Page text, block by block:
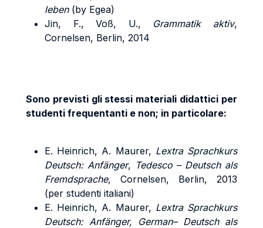
leben(by Egea)
Jin, F., Voß, U., Grammatik aktiv,
Cornelsen, Berlin, 2014
Sono previsti gli stessi materiali didattici per
studenti frequentanti e non; in particolare:
E. Heinrich, A. Maurer, Lextra Sprachkurs
Deutsch: Anfänger, Tedesco – Deutsch als
Fremdsprache, Cornelsen, Berlin, 2013
(per studenti italiani)
E. Heinrich, A. Maurer, Lextra Sprachkurs
Deutsch: Anfänger, German– Deutsch als